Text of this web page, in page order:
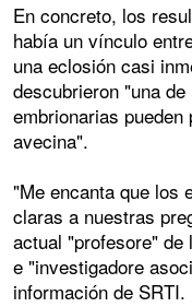
En concreto, los
había un vínculo
una eclosión casi
descubrieron "una
embrionarias
avecina".
"Me encanta que los
claras a nuestras
actual "profesore"
e "investigadore
información de SRTI.